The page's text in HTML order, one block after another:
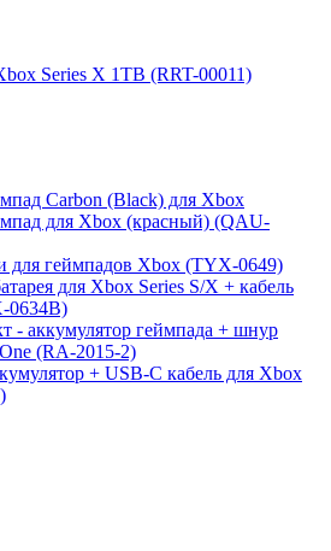
Series X 1TB (RRT-00011)
Carbon (Black) для Xbox
для Xbox (красный) (QAU-
для геймпадов Xbox (TYX-0649)
для Xbox Series S/X + кабель
0634B)
- аккумулятор геймпада + шнур
(RA-2015-2)
+ USB-C кабель для Xbox